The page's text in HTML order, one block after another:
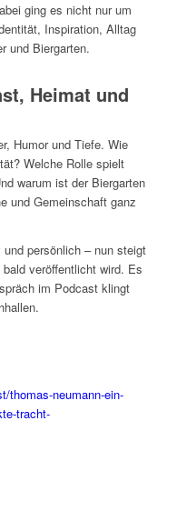
ging es nicht nur um
Inspiration, Alltag
und Biergarten.
Heimat und
Humor und Tiefe. Wie
Welche Rolle spielt
warum ist der Biergarten
und Gemeinschaft ganz
persönlich – nun steigt
bald veröffentlicht wird. Es
im Podcast klingt
thomas-neumann-ein-
tracht-